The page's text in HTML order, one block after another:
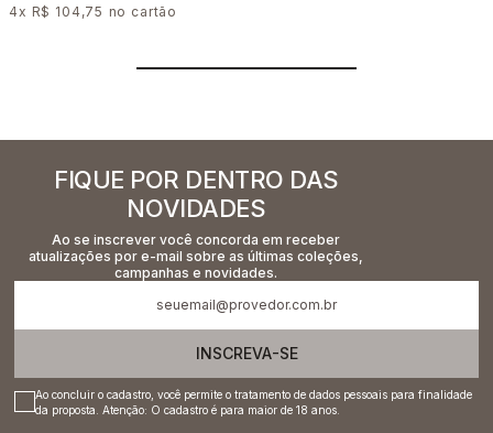
4x R$ 104,75
FIQUE POR DENTRO DAS
NOVIDADES
Ao se inscrever você concorda em receber
atualizações por e-mail sobre as últimas coleções,
campanhas e novidades.
INSCREVA-SE
Ao concluir o cadastro, você permite o tratamento de dados pessoais para finalidade
da proposta. Atenção: O cadastro é para maior de 18 anos.